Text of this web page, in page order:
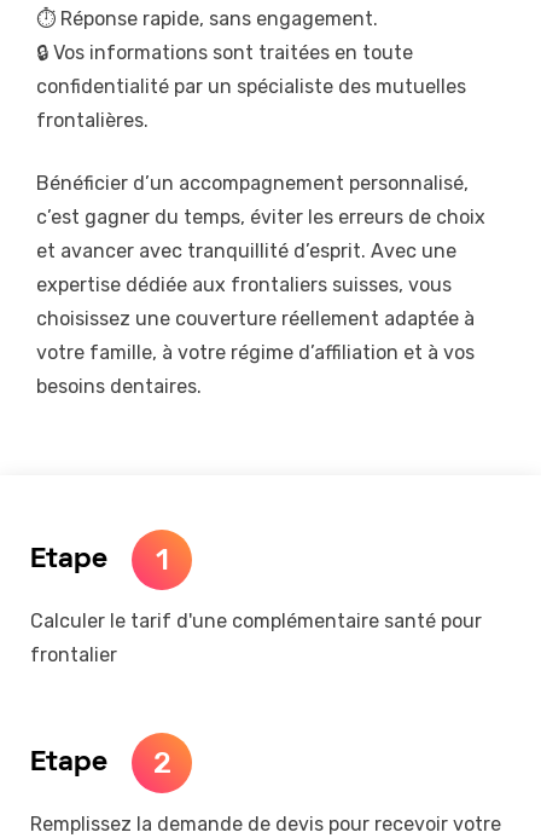
⏱️ Réponse rapide, sans engagement.
🔒 Vos informations sont traitées en toute
confidentialité par un spécialiste des mutuelles
frontalières.
Bénéficier d’un accompagnement personnalisé,
c’est gagner du temps, éviter les erreurs de choix
et avancer avec tranquillité d’esprit. Avec une
expertise dédiée aux frontaliers suisses, vous
choisissez une couverture réellement adaptée à
votre famille, à votre régime d’affiliation et à vos
besoins dentaires.
Etape 1
Calculer le tarif d'une complémentaire santé pour
frontalier
Etape 2
Remplissez la demande de devis pour recevoir votre